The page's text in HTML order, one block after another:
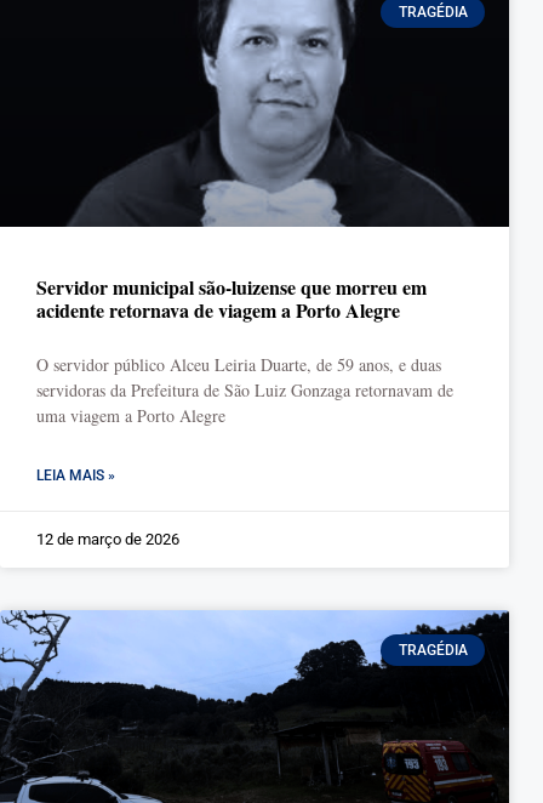
TRAGÉDIA
Servidor municipal são-luizense que morreu em
acidente retornava de viagem a Porto Alegre
O servidor público Alceu Leiria Duarte, de 59 anos, e duas
servidoras da Prefeitura de São Luiz Gonzaga retornavam de
uma viagem a Porto Alegre
LEIA MAIS »
12 de março de 2026
TRAGÉDIA